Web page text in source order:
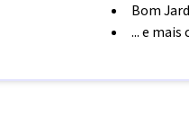
Bom
... e mais